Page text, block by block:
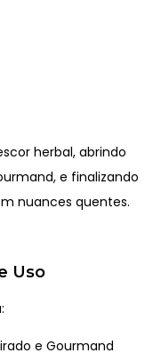
herbal, abrindo
e finalizando
nuances quentes.
Uso
e Gourmand